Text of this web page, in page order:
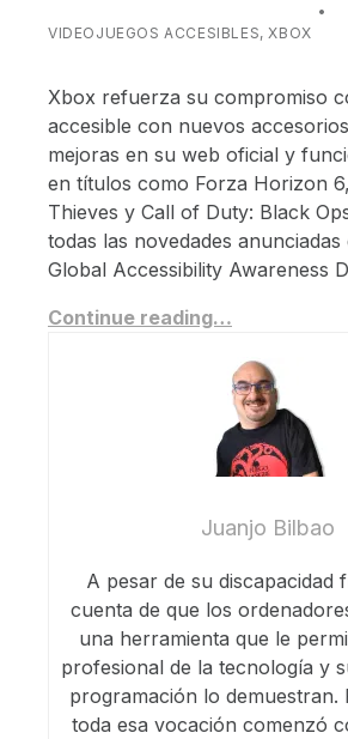
VIDEOJUEGOS ACCESIBLES, XBOX
Xbox refuerza su compromiso
accesible con nuevos
mejoras en su web oficial y
en títulos como Forza Horizon
Thieves y Call of Duty: Black
todas las novedades
Global Accessibility Awareness
Continue reading…
Juanjo Bilbao
A pesar de su discapacidad
cuenta de que los
una herramienta que le
profesional de la tecnología y
programación lo demuestran.
toda esa vocación comenzó